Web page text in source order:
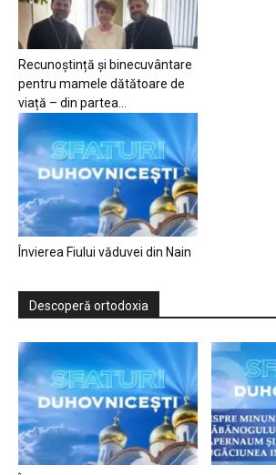
Recunoștință și binecuvântare
pentru mamele dătătoare de
viață – din partea...
Învierea Fiului văduvei din Nain
Descoperă ortodoxia